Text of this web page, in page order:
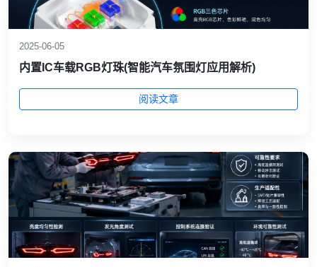
2025-06-05
内置IC车载RGB灯珠(智能汽车氛围灯应用解析)
阅读文章